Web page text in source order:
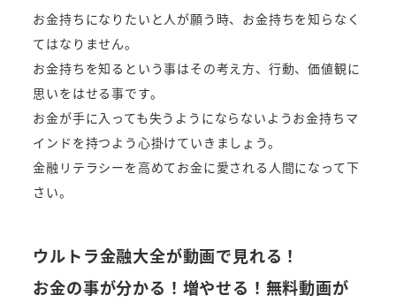
お金持ちになりたいと人が願う時、お金持ちを知らなく
てはなりません。
お金持ちを知るという事はその考え方、行動、価値観に
思いをはせる事です。
お金が手に入っても失うようにならないようお金持ちマ
インドを持つよう心掛けていきましょう。
金融リテラシーを高めてお金に愛される人間になって下
さい。
ウルトラ金融大全が動画で見れる！
お金の事が分かる！増やせる！無料動画が